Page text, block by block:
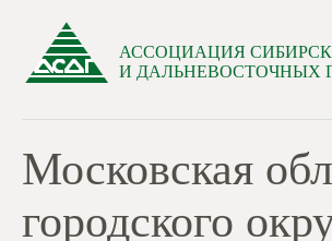
АССОЦИАЦИЯ
И ДАЛЬНЕВОСТОЧНЫХ
Московская
городского